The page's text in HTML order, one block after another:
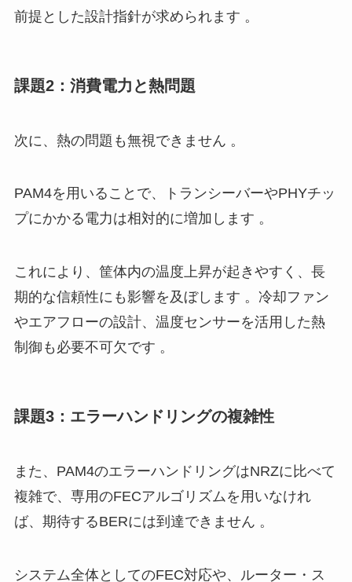
前提とした設計指針が求められます 。
課題2：消費電力と熱問題
次に、熱の問題も無視できません 。
PAM4を用いることで、トランシーバーやPHYチッ
プにかかる電力は相対的に増加します 。
これにより、筐体内の温度上昇が起きやすく、長
期的な信頼性にも影響を及ぼします 。冷却ファン
やエアフローの設計、温度センサーを活用した熱
制御も必要不可欠です 。
課題3：エラーハンドリングの複雑性
また、PAM4のエラーハンドリングはNRZに比べて
複雑で、専用のFECアルゴリズムを用いなけれ
ば、期待するBERには到達できません 。
システム全体としてのFEC対応や、ルーター・ス